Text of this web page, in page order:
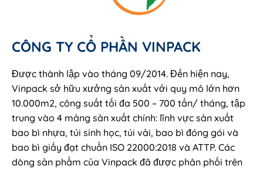
CÔNG TY CỔ PHẦN VINPACK
Được thành lập vào tháng 09/2014. Đến hiện nay,
Vinpack sở hữu xưởng sản xuất với quy mô lớn hơn
10.000m2, công suất tối đa 500 – 700 tấn/ tháng, tập
trung vào 4 mảng sản xuất chính: lĩnh vực sản xuất
bao bì nhựa, túi sinh học, túi vải, bao bì đóng gói và
bao bì giấy đạt chuẩn ISO 22000:2018 và ATTP. Các
dòng sản phẩm của Vinpack đã được phân phối trên